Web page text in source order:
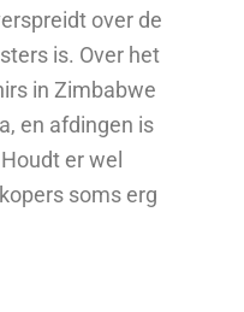
over de
is. Over het
in Zimbabwe
en afdingen is
er wel
soms erg